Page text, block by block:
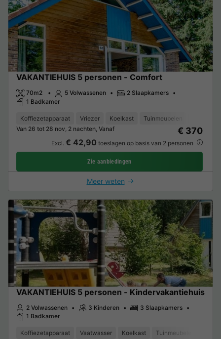
VAKANTIEHUIS 5 personen - Comfort
70m2 5 Volwassenen
2 Slaapkamers
1 Badkamer
Koffiezetapparaat Vriezer Koelkast Tuinmeubelen
Van 26 tot 28 nov, 2 nachten, Vanaf
€ 370
Excl. € 42,90 toeslagen op basis van 2 personen
Zie aanbiedingen
Meer weten
VAKANTIEHUIS 5 personen - Kindervakantiehuis
2 Volwassenen 3 Kinderen
3 Slaapkamers
1 Badkamer
Koffiezetapparaat Vaatwasser Koelkast Tuinmeubelen